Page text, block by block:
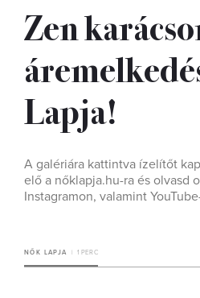
Zen
Lapja!
A galériára kattintva ízelítőt
elő a nőklapja.hu-ra és olvasd
Instagramon, valamint
NŐK LAPJA 1 PERC